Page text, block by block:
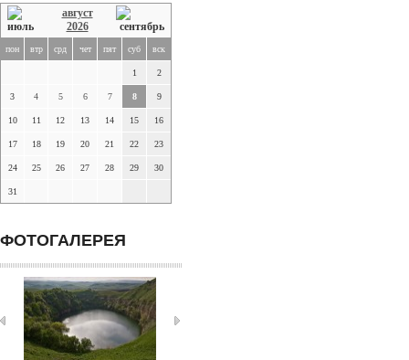
август
2026
пон втр срд чет пят суб вск
1 2
3 4 5 6 7 8 9
10 11 12 13 14 15 16
17 18 19 20 21 22 23
24 25 26 27 28 29 30
31
ФОТОГАЛЕРЕЯ